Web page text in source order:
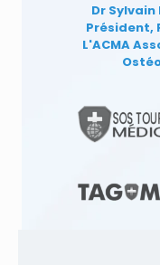
Dr
Président,
L'ACMA